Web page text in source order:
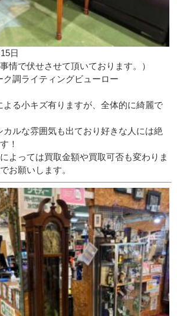
日
情で伏せさせて頂いております。）
ク調ライティングビューロー
よる小キズ有りますが、全体的に綺麗で
カルな雰囲気も出ており好きな人には絶
！
よっては買取金額や買取可否も変わりま
お願いします。